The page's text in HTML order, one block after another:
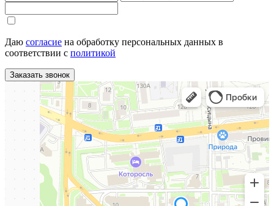
Даю согласие на обработку персональных данных в
соответствии с политикой
Заказать звонок